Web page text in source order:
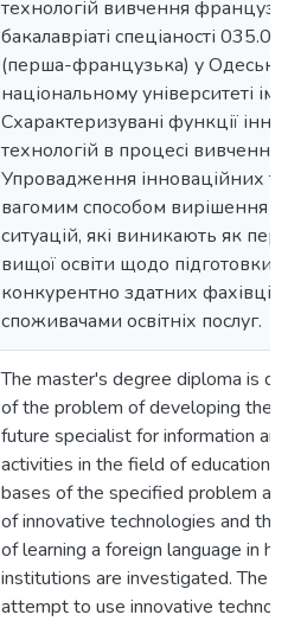
технологій вивчення
бакалавріаті спеціаності
(перша-французька) у
національному університеті
Схарактеризувані функції
технологій в процесі
Упровадження інноваційних
вагомим способом вирішення
ситуацій, які виникають як
вищої освіти щодо підготовки
конкурентно здатних
споживачами освітніх послуг.
The master's degree diploma is
of the problem of developing the
future specialist for information
activities in the field of education.
bases of the specified problem
of innovative technologies and
of learning a foreign language in
institutions are investigated. The
attempt to use innovative